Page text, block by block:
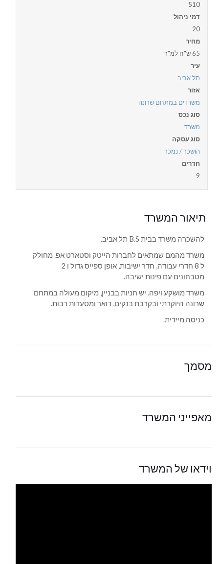
510
דמי ניהול
20
מחיר
65 ש"ח למ"ר
עיר
תל אביב
אזור
משרדים במתחם שרונה
סוג נכס
משרד
סוג עסקה
הושכר / נמכר
חדרים
9
תיאור המשרד
להשכרה משרד בבית B.S תל אביב.
משרד מהמם שמתאים לחברות הייטק וסטארט אפ. מחולק
ל 8 חדרי עבודה, חדר ישיבות, אופן ספייס גדול ו 2
מטבחונים עם פינות ישיבה.
משרד מושקע ויפה. יש חניות בבניין, מיקום מעולה במתחם
שרונה היוקרתי ובקרבת בנקים, דואר ומסעדות רבות.
כניסה מיידית.
מסמך
מאפייני המשרד
וידאו של המשרד